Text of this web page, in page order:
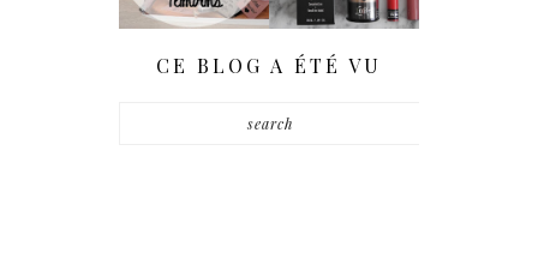
CE BLOG A ÉTÉ VU